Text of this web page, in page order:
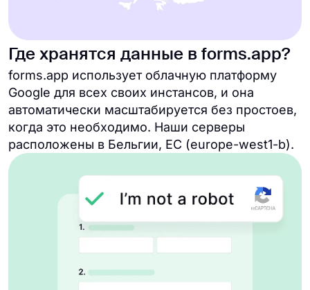
Где хранятся данные в forms.app?
forms.app использует облачную платформу
Google для всех своих инстансов, и она
автоматически масштабируется без простоев,
когда это необходимо. Наши серверы
расположены в Бельгии, ЕС (europe-west1-b).